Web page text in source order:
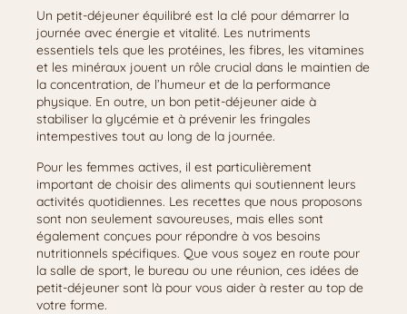
Un petit-déjeuner équilibré est la clé pour démarrer la
journée avec énergie et vitalité. Les nutriments
essentiels tels que les protéines, les fibres, les vitamines
et les minéraux jouent un rôle crucial dans le maintien de
la concentration, de l’humeur et de la performance
physique. En outre, un bon petit-déjeuner aide à
stabiliser la glycémie et à prévenir les fringales
intempestives tout au long de la journée.
Pour les femmes actives, il est particulièrement
important de choisir des aliments qui soutiennent leurs
activités quotidiennes. Les recettes que nous proposons
sont non seulement savoureuses, mais elles sont
également conçues pour répondre à vos besoins
nutritionnels spécifiques. Que vous soyez en route pour
la salle de sport, le bureau ou une réunion, ces idées de
petit-déjeuner sont là pour vous aider à rester au top de
votre forme.